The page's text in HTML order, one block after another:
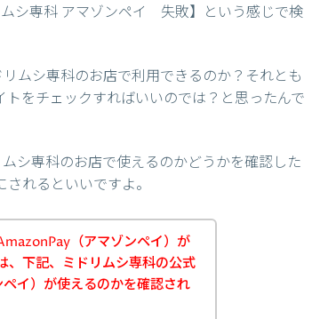
シ専科 アマゾンペイ 失敗】という感じで検
ムシ専科のお店で利用できるのか？それとも
をチェックすればいいのでは？と思ったんで
シ専科のお店で使えるのかどうかを確認した
れるといいですよ。
（アマゾンペイ）が
、下記、ミドリムシ専科の公式
イ）が使えるのかを確認され